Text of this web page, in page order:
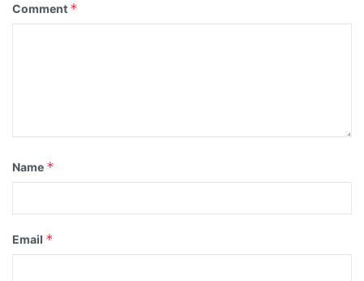
Comment *
Name *
Email *